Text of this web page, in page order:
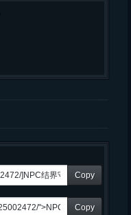
Copy
Copy